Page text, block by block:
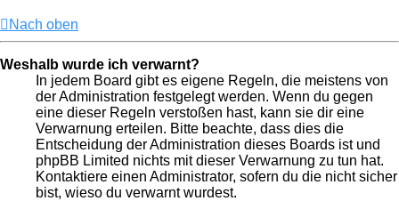
Nach oben
Weshalb wurde ich verwarnt?
In jedem Board gibt es eigene Regeln, die meistens von
der Administration festgelegt werden. Wenn du gegen
eine dieser Regeln verstoßen hast, kann sie dir eine
Verwarnung erteilen. Bitte beachte, dass dies die
Entscheidung der Administration dieses Boards ist und
phpBB Limited nichts mit dieser Verwarnung zu tun hat.
Kontaktiere einen Administrator, sofern du die nicht sicher
bist, wieso du verwarnt wurdest.